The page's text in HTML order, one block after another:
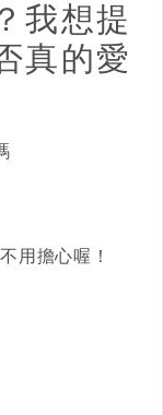
我想提
真的愛
用擔心喔！